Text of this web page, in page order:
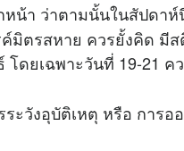
น้า ว่าตามนั้นในสัปดา
มิตรสหาย ควรยั้งคิด มีส
ดยเฉพาะวันที่ 19-21 คว
งอุบัติเหตุ หรือ การออ